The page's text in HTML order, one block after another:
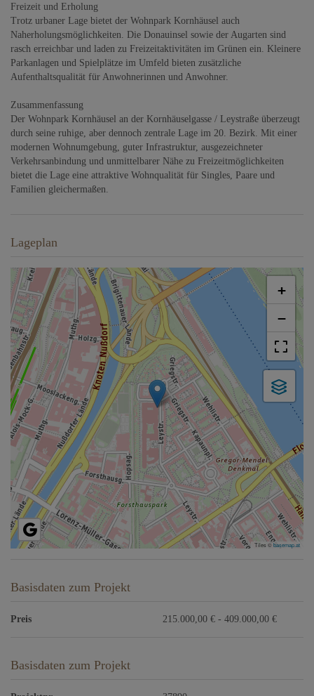
Freizeit und Erholung
Trotz urbaner Lage bietet der Wohnpark Kornhäusel auch
Naherholungsmöglichkeiten. Die Donauinsel sowie der Augarten sind
rasch erreichbar und laden zu Freizeitaktivitäten im Grünen ein. Kleinere
Parkanlagen und Spielplätze im Umfeld bieten zusätzliche
Aufenthaltsqualität für Anwohnerinnen und Anwohner.
Zusammenfassung
Der Wohnpark Kornhäusel an der Kornhäuselgasse / Leystraße überzeugt
durch seine ruhige, aber dennoch zentrale Lage im 20. Bezirk. Mit einer
modernen Wohnumgebung, guter Infrastruktur, ausgezeichneter
Verkehrsanbindung und unmittelbarer Nähe zu Freizeitmöglichkeiten
bietet die Lage eine attraktive Wohnqualität für Singles, Paare und
Familien gleichermaßen.
Lageplan
+
−
Tiles ©basemap.at
Basisdaten zum Projekt
Preis 215.000,00 € - 409.000,00 €
Basisdaten zum Projekt